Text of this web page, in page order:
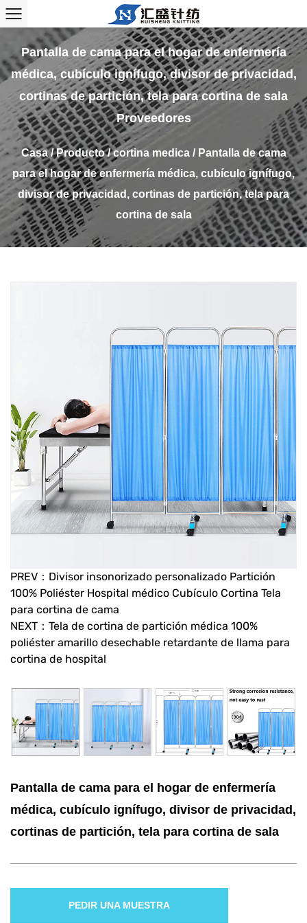
Pantalla de cama para el hogar de enfermería
médica, cubículo ignífugo, divisor de privacidad,
cortinas de partición, tela para cortina de sala
Proveedores
Casa/Producto/cortina medica/ Pantalla de cama
para el hogar de enfermería médica, cubículo ignífugo,
divisor de privacidad, cortinas de partición, tela para
cortina de sala
PREV：Divisor insonorizado personalizado Partición
100% Poliéster Hospital médico Cubículo Cortina Tela
para cortina de cama
NEXT：Tela de cortina de partición médica 100%
poliéster amarillo desechable retardante de llama para
cortina de hospital
Pantalla de cama para el hogar de enfermería
médica, cubículo ignífugo, divisor de privacidad,
cortinas de partición, tela para cortina de sala
PEDIR UNA MUESTRA